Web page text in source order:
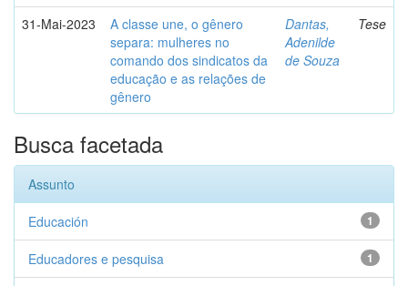
31-Mai-2023
A classe une, o gênero
separa: mulheres no
comando dos sindicatos da
educação e as relações de
gênero
Dantas,
Adenilde
de Souza
Tese
Busca facetada
Assunto
1
Educación
1
Educadores e pesquisa